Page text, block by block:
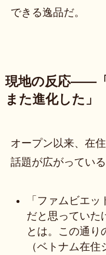
できる逸品だ。
現地の反応——
また進化した」
オープン以来、在
話題が広がっている
「ファムビエ
だと思っていた
とは。この通り
（ベトナム在住